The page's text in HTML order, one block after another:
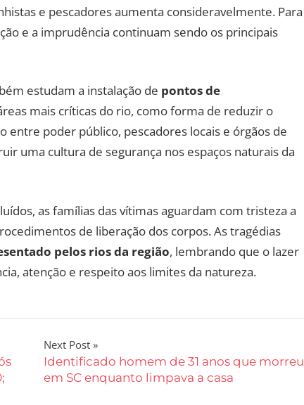
e pescadores aumenta consideravelmente. Para
e a imprudência continuam sendo os principais
estudam a instalação de pontos de
mais críticas do rio, como forma de reduzir o
entre poder público, pescadores locais e órgãos de
uma cultura de segurança nos espaços naturais da
as famílias das vítimas aguardam com tristeza a
de liberação dos corpos. As tragédias
pelos rios da região, lembrando que o lazer
atenção e respeito aos limites da natureza.
Next Post
Identificado homem de 31 anos que morreu
em SC enquanto limpava a casa